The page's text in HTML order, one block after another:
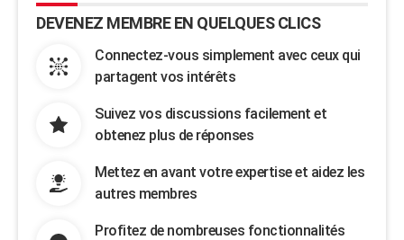
DEVENEZ MEMBRE EN QUELQUES CLICS
Connectez-vous simplement avec ceux qui
partagent vos intérêts
Suivez vos discussions facilement et
obtenez plus de réponses
Mettez en avant votre expertise et aidez les
autres membres
Profitez de nombreuses fonctionnalités